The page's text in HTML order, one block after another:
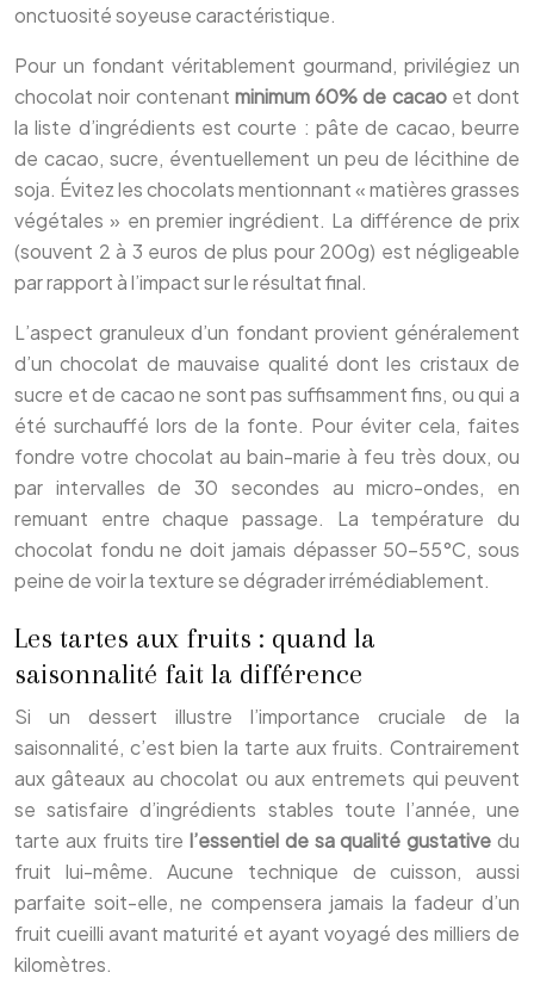
onctuosité soyeuse caractéristique.
Pour un fondant véritablement gourmand, privilégiez un
chocolat noir contenant minimum 60% de cacaoet dont
la liste d’ingrédients est courte : pâte de cacao, beurre
de cacao, sucre, éventuellement un peu de lécithine de
soja. Évitez les chocolats mentionnant « matières grasses
végétales » en premier ingrédient. La différence de prix
(souvent 2 à 3 euros de plus pour 200g) est négligeable
par rapport à l’impact sur le résultat final.
L’aspect granuleux d’un fondant provient généralement
d’un chocolat de mauvaise qualité dont les cristaux de
sucre et de cacao ne sont pas suffisamment fins, ou qui a
été surchauffé lors de la fonte. Pour éviter cela, faites
fondre votre chocolat au bain-marie à feu très doux, ou
par intervalles de 30 secondes au micro-ondes, en
remuant entre chaque passage. La température du
chocolat fondu ne doit jamais dépasser 50-55°C, sous
peine de voir la texture se dégrader irrémédiablement.
Les tartes aux fruits : quand la
saisonnalité fait la différence
Si un dessert illustre l’importance cruciale de la
saisonnalité, c’est bien la tarte aux fruits. Contrairement
aux gâteaux au chocolat ou aux entremets qui peuvent
se satisfaire d’ingrédients stables toute l’année, une
tarte aux fruits tirel’essentiel de sa qualité gustative du
fruit lui-même. Aucune technique de cuisson, aussi
parfaite soit-elle, ne compensera jamais la fadeur d’un
fruit cueilli avant maturité et ayant voyagé des milliers de
kilomètres.